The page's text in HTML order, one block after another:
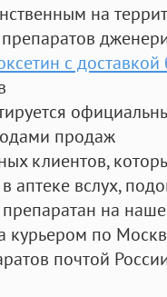
на
с доставкой
продаж
клиентов,
аптеке вслух,
на
курьером по
почтой